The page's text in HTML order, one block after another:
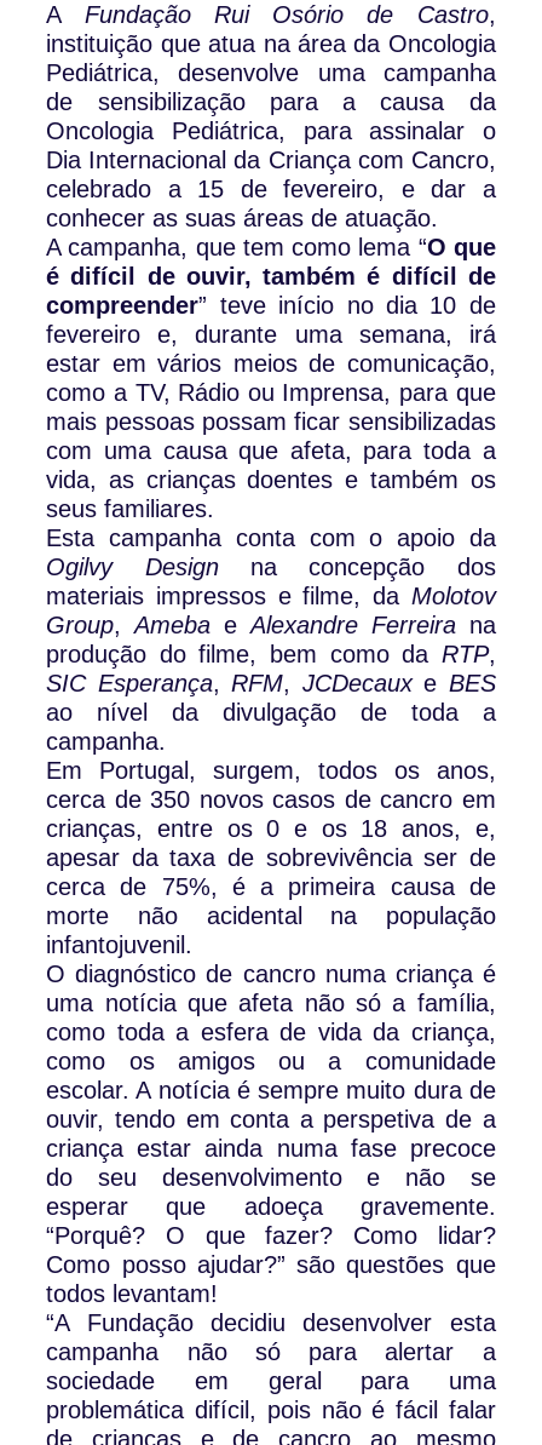
A Fundação Rui Osório de Castro,
instituição que atua na área da Oncologia
Pediátrica, desenvolve uma campanha
de sensibilização para a causa da
Oncologia Pediátrica, para assinalar o
Dia Internacional da Criança com Cancro,
celebrado a 15 de fevereiro, e dar a
conhecer as suas áreas de atuação.
A campanha, que tem como lema “O que
é difícil de ouvir, também é difícil de
compreender” teve início no dia 10 de
fevereiro e, durante uma semana, irá
estar em vários meios de comunicação,
como a TV, Rádio ou Imprensa, para que
mais pessoas possam ficar sensibilizadas
com uma causa que afeta, para toda a
vida, as crianças doentes e também os
seus familiares.
Esta campanha conta com o apoio da
Ogilvy Designna concepção dos
materiais impressos e filme, da Molotov
Group,Ameba eAlexandre Ferreira na
produção do filme, bem como da RTP,
SIC Esperança,RFM, JCDecauxe BES
ao nível da divulgação de toda a
campanha.
Em Portugal, surgem, todos os anos,
cerca de 350 novos casos de cancro em
crianças, entre os 0 e os 18 anos, e,
apesar da taxa de sobrevivência ser de
cerca de 75%, é a primeira causa de
morte não acidental na população
infantojuvenil.
O diagnóstico de cancro numa criança é
uma notícia que afeta não só a família,
como toda a esfera de vida da criança,
como os amigos ou a comunidade
escolar. A notícia é sempre muito dura de
ouvir, tendo em conta a perspetiva de a
criança estar ainda numa fase precoce
do seu desenvolvimento e não se
esperar que adoeça gravemente.
“Porquê? O que fazer? Como lidar?
Como posso ajudar?” são questões que
todos levantam!
“A Fundação decidiu desenvolver esta
campanha não só para alertar a
sociedade em geral para uma
problemática difícil, pois não é fácil falar
de crianças e de cancro ao mesmo